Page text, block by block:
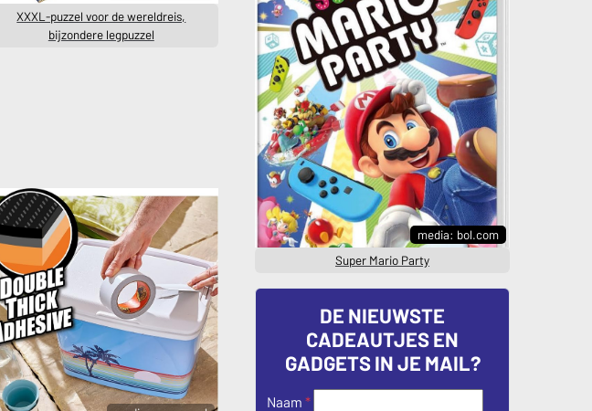
XXXL-puzzel voor de wereldreis,
bijzondere legpuzzel
media: bol.com
Super Mario Party
DE NIEUWSTE
CADEAUTJES EN
GADGETS IN JE MAIL?
Naam *